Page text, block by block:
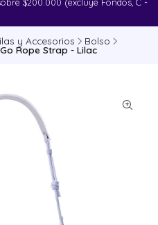
y Accesorios Bolso
Rope Strap - Lilac